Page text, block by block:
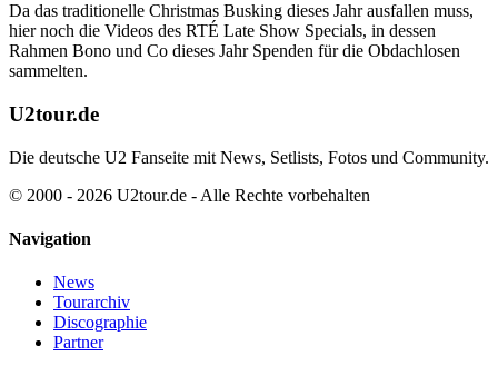
Da das traditionelle Christmas Busking dieses Jahr ausfallen muss,
hier noch die Videos des RTÉ Late Show Specials, in dessen
Rahmen Bono und Co dieses Jahr Spenden für die Obdachlosen
sammelten.
U2tour.de
Die deutsche U2 Fanseite mit News, Setlists, Fotos und Community.
© 2000 - 2026 U2tour.de - Alle Rechte vorbehalten
Navigation
News
Tourarchiv
Discographie
Partner